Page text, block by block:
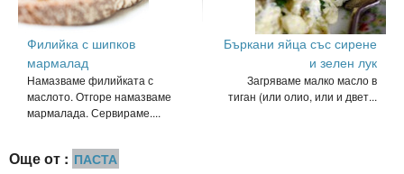
Филийка с шипков
мармалад
Намазваме филийката с
маслото. Отгоре намазваме
мармалада. Сервираме....
Бъркани яйца със сирене
и зелен лук
Загряваме малко масло в
тиган (или олио, или и двет...
Още от : ПАСТА